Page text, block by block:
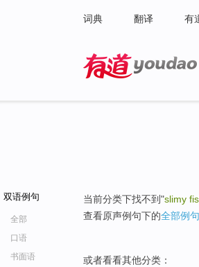
词典 翻译 有
双语例句
全部
口语
书面语
当前分类下找不到"slimy
查看原声例句下的全部例句
或者看看其他分类：